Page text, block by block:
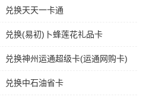
兑换天天一卡通
兑换(易初)卜蜂莲花礼品卡
兑换神州运通超级卡(运通网购卡)
兑换中石油省卡